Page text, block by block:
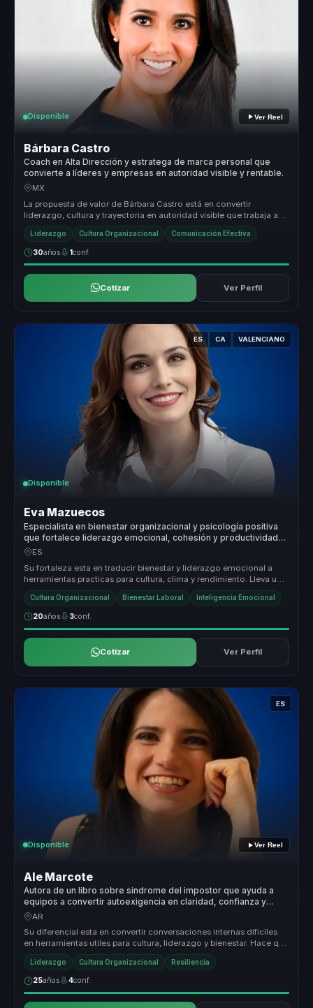
Disponible Ver Reel
Bárbara Castro
Coach en Alta Dirección y estratega de marca personal que
convierte a líderes y empresas en autoridad visible y rentable.
MX
La propuesta de valor de Bárbara Castro está en convertir
liderazgo, cultura y trayectoria en autoridad visible que trabaja a
favor del n...
Liderazgo Cultura Organizacional Comunicación Efectiva
30años 1conf.
Cotizar Ver Perfil
ES CA VALENCIANO
Disponible
Eva Mazuecos
Especialista en bienestar organizacional y psicología positiva
que fortalece liderazgo emocional, cohesión y productividad
en equipos.
ES
Su fortaleza esta en traducir bienestar y liderazgo emocional a
herramientas practicas para cultura, clima y rendimiento. Lleva una
conve...
Cultura Organizacional Bienestar Laboral Inteligencia Emocional
20años 3conf.
Cotizar Ver Perfil
ES
Disponible Ver Reel
Ale Marcote
Autora de un libro sobre sindrome del impostor que ayuda a
equipos a convertir autoexigencia en claridad, confianza y
participacion.
AR
Su diferencial esta en convertir conversaciones internas dificiles
en herramientas utiles para cultura, liderazgo y bienestar. Hace que
t...
Liderazgo Cultura Organizacional Resiliencia
25años 4conf.